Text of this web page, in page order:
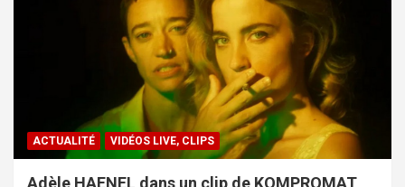
ACTUALITÉ VIDÉOS LIVE, CLIPS